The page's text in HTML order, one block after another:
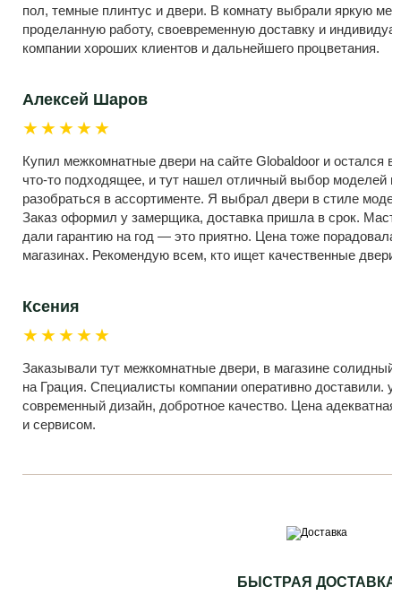
пол, темные плинтус и двери. В комнату выбрали яркую
проделанную работу, своевременную доставку и
компании хороших клиентов и дальнейшего процветания.
Алексей Шаров
★★★★★
Купил межкомнатные двери на сайте Globaldoor и остался в
что-то подходящее, и тут нашел отличный выбор моделей
разобраться в ассортименте. Я выбрал двери в стиле
Заказ оформил у замерщика, доставка пришла в срок.
дали гарантию на год — это приятно. Цена тоже
магазинах. Рекомендую всем, кто ищет качественные
Ксения
★★★★★
Заказывали тут межкомнатные двери, в магазине
на Грация. Специалисты компании оперативно доставили.
современный дизайн, добротное качество. Цена
и сервисом.
БЫСТРАЯ ДОСТАВКА